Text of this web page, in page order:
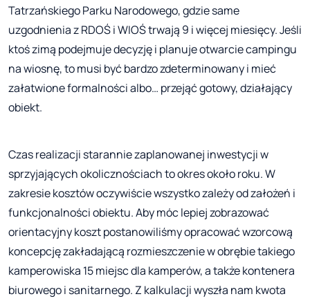
Tatrzańskiego Parku Narodowego, gdzie same
uzgodnienia z RDOŚ i WIOŚ trwają 9 i więcej miesięcy. Jeśli
ktoś zimą podejmuje decyzję i planuje otwarcie campingu
na wiosnę, to musi być bardzo zdeterminowany i mieć
załatwione formalności albo… przejąć gotowy, działający
obiekt.
Czas realizacji starannie zaplanowanej inwestycji w
sprzyjających okolicznościach to okres około roku. W
zakresie kosztów oczywiście wszystko zależy od założeń i
funkcjonalności obiektu. Aby móc lepiej zobrazować
orientacyjny koszt postanowiliśmy opracować wzorcową
koncepcję zakładającą rozmieszczenie w obrębie takiego
kamperowiska 15 miejsc dla kamperów, a także kontenera
biurowego i sanitarnego. Z kalkulacji wyszła nam kwota